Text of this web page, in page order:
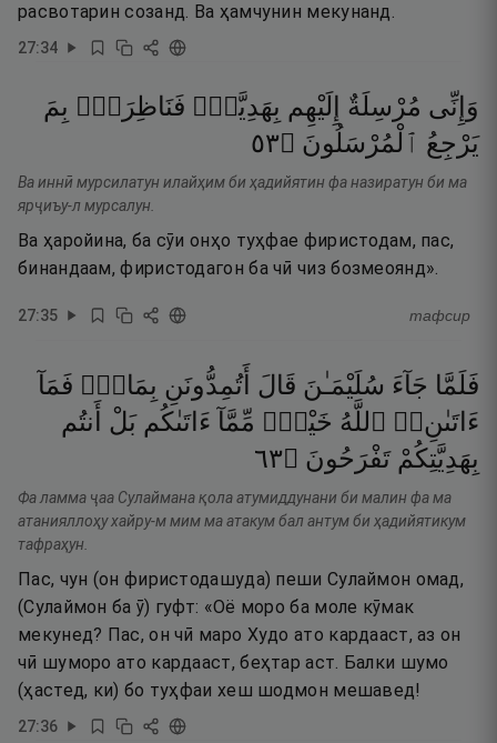
расвотарин созанд. Ва ҳамчунин мекунанд.
27:34
وَإِنِّى مُرْسِلَةٌ إِلَيْهِم بِهَدِيَّةٍۢ فَنَاظِرَةٌۢ بِمَ
يَرْجِعُ ٱلْمُرْسَلُونَ ۝٣٥
Ва иннӣ мурсилатун илайҳим би ҳадийятин фа назиратун би ма
ярҷиъу-л мурсалун.
Ва ҳаройина, ба сӯи онҳо туҳфае фиристодам, пас,
бинандаам, фиристодагон ба чӣ чиз бозмеоянд».
27:35 тафсир
فَلَمَّا جَآءَ سُلَيْمَـٰنَ قَالَ أَتُمِدُّونَنِ بِمَالٍۢ فَمَآ
ءَاتَىٰنِۦَ ٱللَّهُ خَيْرٌۭ مِّمَّآ ءَاتَىٰكُم بَلْ
أَنتُم
بِهَدِيَّتِكُمْ تَفْرَحُونَ ۝٣٦
Фа ламма ҷаа Сулаймана қола атумиддунани би малин фа ма
атанияллоҳу хайру-м мим ма атакум бал антум би ҳадийятикум
тафраҳун.
Пас, чун (он фиристодашуда) пеши Сулаймон омад,
(Сулаймон ба ӯ) гуфт: «Оё моро ба моле кӯмак
мекунед? Пас, он чӣ маро Худо ато кардааст, аз он
чӣ шуморо ато кардааст, беҳтар аст. Балки шумо
(ҳастед, ки) бо туҳфаи хеш шодмон мешавед!
27:36